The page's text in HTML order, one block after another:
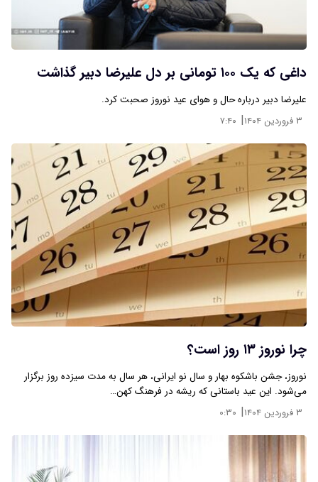
داغی که یک ۱۰۰ تومانی بر دل علیرضا دبیر گذاشت
علیرضا دبیر درباره حال و هوای عید نوروز صحبت کرد.
۳ فروردین ۱۴۰۴ | ۷:۴۰
چرا نوروز ۱۳ روز است؟
نوروز، جشن باشکوه بهار و سال نو ایرانی، هر سال به مدت سیزده روز برگزار
می‌شود. این عید باستانی که ریشه در فرهنگ کهن…
۳ فروردین ۱۴۰۴ | ۰:۳۰